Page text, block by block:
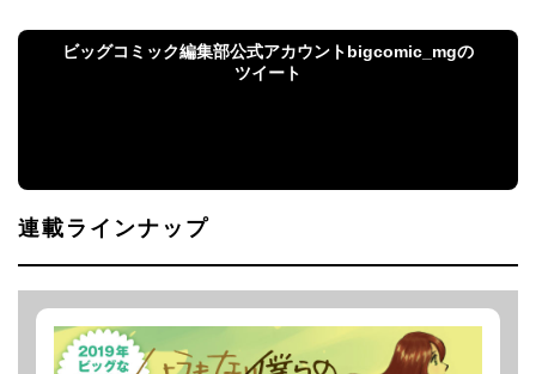
ビッグコミック編集部公式アカウントbigcomic_mgの
ツイート
連載ラインナップ